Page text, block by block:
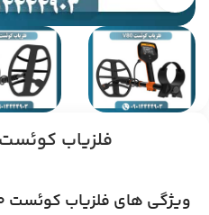
فلزیاب کوئست V80
ویژگی های فلزیاب کوئست V80 عبارتند از: